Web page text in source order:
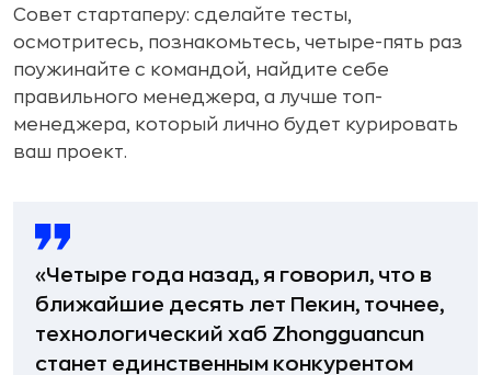
Совет стартаперу: сделайте тесты,
осмотритесь, познакомьтесь, четыре-пять раз
поужинайте с командой, найдите себе
правильного менеджера, а лучше топ-
менеджера, который лично будет курировать
ваш проект.
«Четыре года назад, я говорил, что в
ближайшие десять лет Пекин, точнее,
технологический хаб Zhongguancun
станет единственным конкурентом